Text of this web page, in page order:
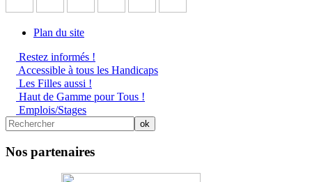
Plan du site
Restez informés !
Accessible à tous les Handicaps
Les Filles aussi !
Haut de Gamme pour Tous !
Emplois/Stages
Nos partenaires